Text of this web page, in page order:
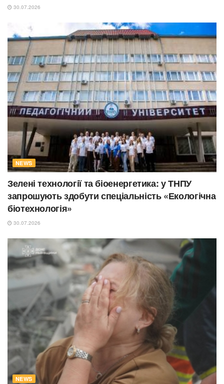
30.07.2026
NEWS
Зелені технології та біоенергетика: у ТНПУ
запрошують здобути спеціальність «Екологічна
біотехнологія»
30.07.2026
NEWS